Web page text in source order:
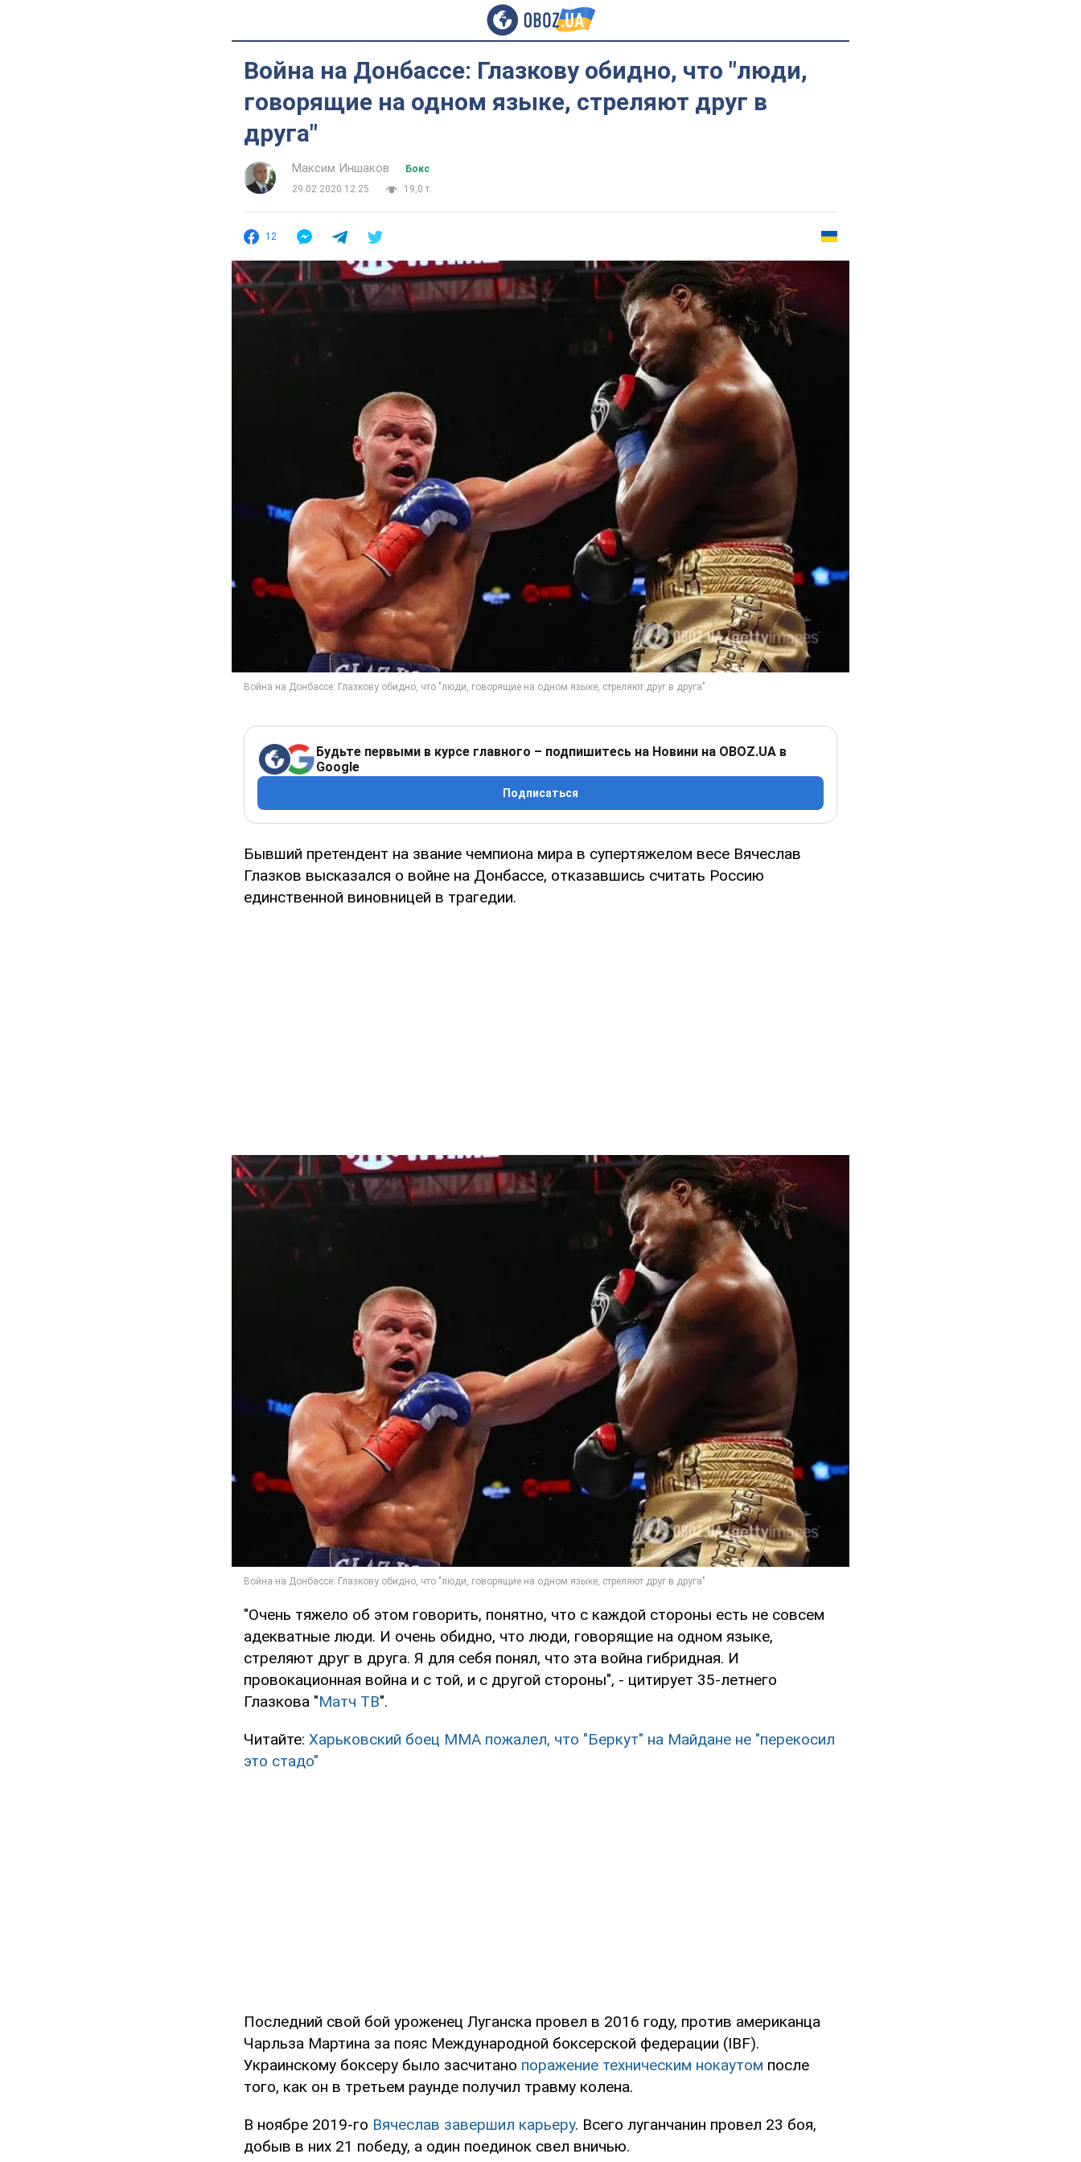
Война на Донбассе: Глазкову обидно, что "люди,
говорящие на одном языке, стреляют друг в
друга"
Максим Иншаков
Бокс
29.02.2020 12:25
19,0 т.
12
Будьте первыми в курсе главного – подпишитесь на Новини на OBOZ.UA в
Google
Подписаться
Бывший претендент на звание чемпиона мира в супертяжелом весе Вячеслав
Глазков высказался о войне на Донбассе, отказавшись считать Россию
единственной виновницей в трагедии.
"Очень тяжело об этом говорить, понятно, что с каждой стороны есть не совсем
адекватные люди. И очень обидно, что люди, говорящие на одном языке,
стреляют друг в друга. Я для себя понял, что эта война гибридная. И
провокационная война и с той, и с другой стороны", - цитирует 35-летнего
Глазкова "Матч ТВ".
Читайте: Харьковский боец ММА пожалел, что "Беркут" на Майдане не "перекосил
это стадо"
Последний свой бой уроженец Луганска провел в 2016 году, против американца
Чарльза Мартина за пояс Международной боксерской федерации (IBF).
Украинскому боксеру было засчитано поражение техническим нокаутом после
того, как он в третьем раунде получил травму колена.
В ноябре 2019-го Вячеслав завершил карьеру. Всего луганчанин провел 23 боя,
добыв в них 21 победу, а один поединок свел вничью.